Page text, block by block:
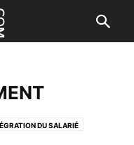
DU SALARIÉ